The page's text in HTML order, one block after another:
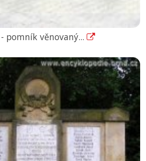
pomník věnovaný...